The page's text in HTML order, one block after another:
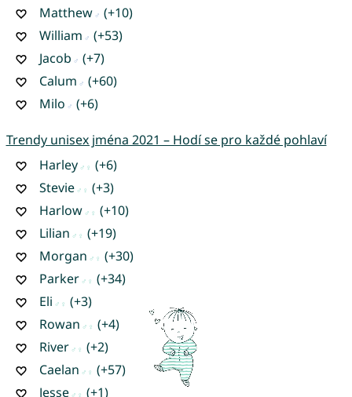
Matthew
(+10)
William
(+53)
Jacob
(+7)
Calum
(+60)
Milo
(+6)
Trendy unisex jména 2021 – Hodí se pro každé pohlaví
Harley
(+6)
Stevie
(+3)
Harlow
(+10)
Lilian
(+19)
Morgan
(+30)
Parker
(+34)
Eli
(+3)
Rowan
(+4)
River
(+2)
Caelan
(+57)
Jesse
(+1)